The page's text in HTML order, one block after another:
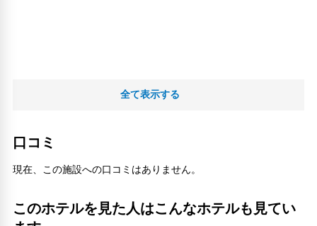
全て表示する
口コミ
現在、この施設への口コミはありません。
このホテルを見た人はこんなホテルも見てい